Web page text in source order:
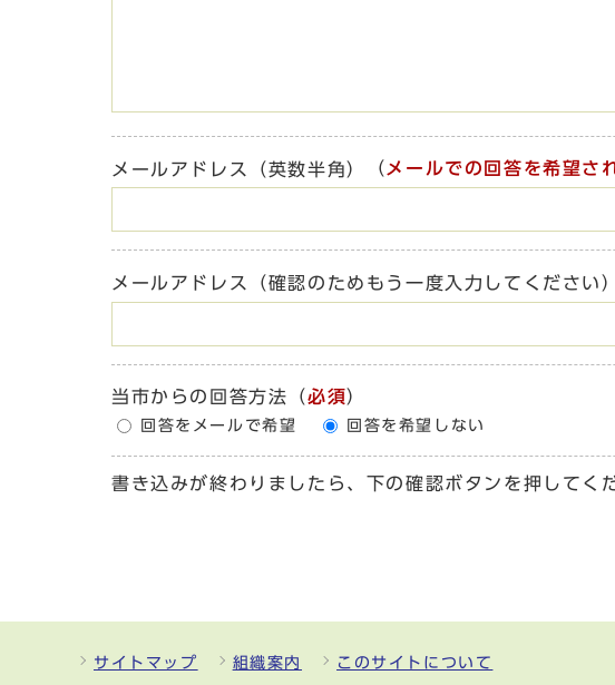
メールアドレス（英数半角） （ メールでの回答を希望さ
メールアドレス（確認のためもう一度入力してください）
当市からの回答方法 （必須）
回答をメールで希望 回答を希望しない
書き込みが終わりましたら、下の確認ボタンを押してく
サイトマップ 組織案内
このサイトについて